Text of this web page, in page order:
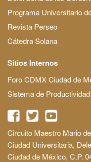
Programa Universitario
Revista Perseo
Cátedra Solana
Sitios Internos
Foro CDMX Ciudad de
Sistema de
Circuito Maestro Mario
Ciudad Universitaria,
Ciudad de México, C.P.